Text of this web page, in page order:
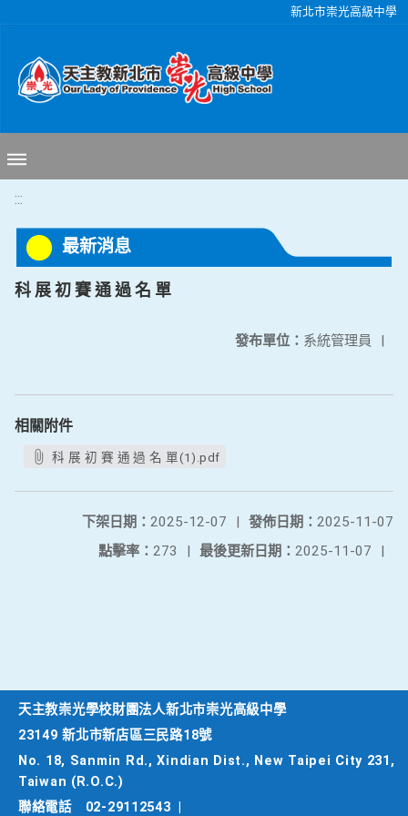
新北市崇光高級中學
:::
最新消息
科 展 初 賽 通 過 名 單
發布單位： 系統管理員 |
相關附件
科 展 初 賽 通 過 名 單(1).pdf
發佈日期： 2025-11-07
下架日期： 2025-12-07
|
最後更新日期： 2025-11-07 |
點擊率： 273 |
天主教崇光學校財團法人新北市崇光高級中學
23149 新北市新店區三民路18號
No. 18, Sanmin Rd., Xindian Dist., New Taipei City 231,
Taiwan (R.O.C.)
聯絡電話
02-29112543